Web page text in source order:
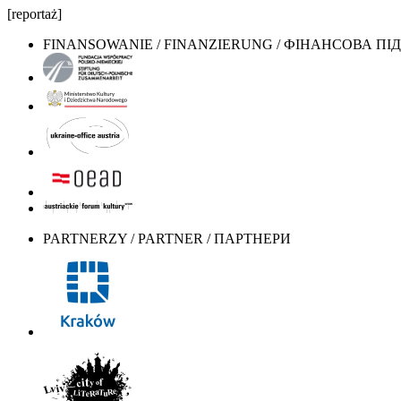
[reportaż]
FINANSOWANIE / FINANZIERUNG / ФІНАНСОВА
PARTNERZY / PARTNER / ПАРТНЕРИ